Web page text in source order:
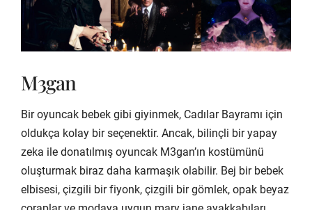
M3gan
Bir oyuncak bebek gibi giyinmek, Cadılar Bayramı için
oldukça kolay bir seçenektir. Ancak, bilinçli bir yapay
zeka ile donatılmış oyuncak M3gan’ın kostümünü
oluşturmak biraz daha karmaşık olabilir. Bej bir bebek
elbisesi, çizgili bir fiyonk, çizgili bir gömlek, opak beyaz